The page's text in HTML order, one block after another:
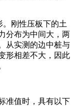
。刚性压板下的土
分布为中间大，两
从实测的边中桩与
形相差不大，因此
准值时，具有以下